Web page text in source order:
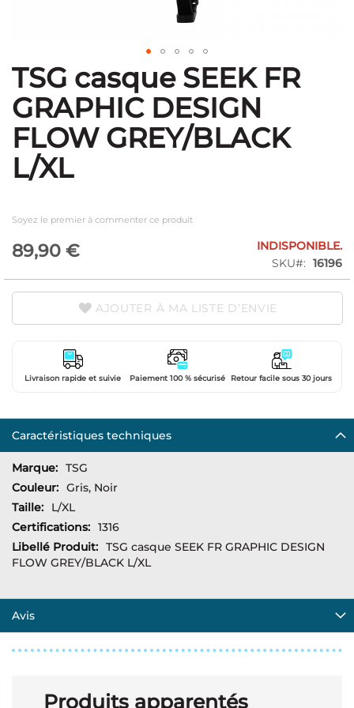
Skip
to
the
beginning
of
the
images
gallery
TSG casque SEEK FR
GRAPHIC DESIGN
FLOW GREY/BLACK
L/XL
Soyez le premier à commenter ce produit
89,90 €
INDISPONIBLE.
SKU
16196
AJOUTER À MA LISTE D’ENVIE
Livraison rapide et suivie Paiement 100 % sécurisé Retour facile sous 30 jours
Caractéristiques techniques
Plus
d’information
TSG
Gris, Noir
L/XL
1316
TSG casque SEEK FR GRAPHIC DESIGN
FLOW GREY/BLACK L/XL
Avis
Produits apparentés